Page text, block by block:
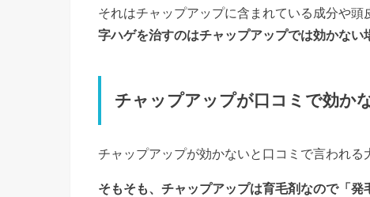
それはチャップアップに含まれている成分や頭
字ハゲを治すのはチャップアップでは効かない
チャップアップが口コミで効か
チャップアップが効かないと口コミで言われる
そもそも、チャップアップは育毛剤なので「